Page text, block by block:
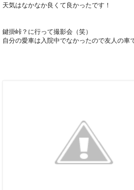
天気はなかなか良くて良かったです！
鍵掛峠？に行って撮影会（笑）
自分の愛車は入院中でなかったので友人の車